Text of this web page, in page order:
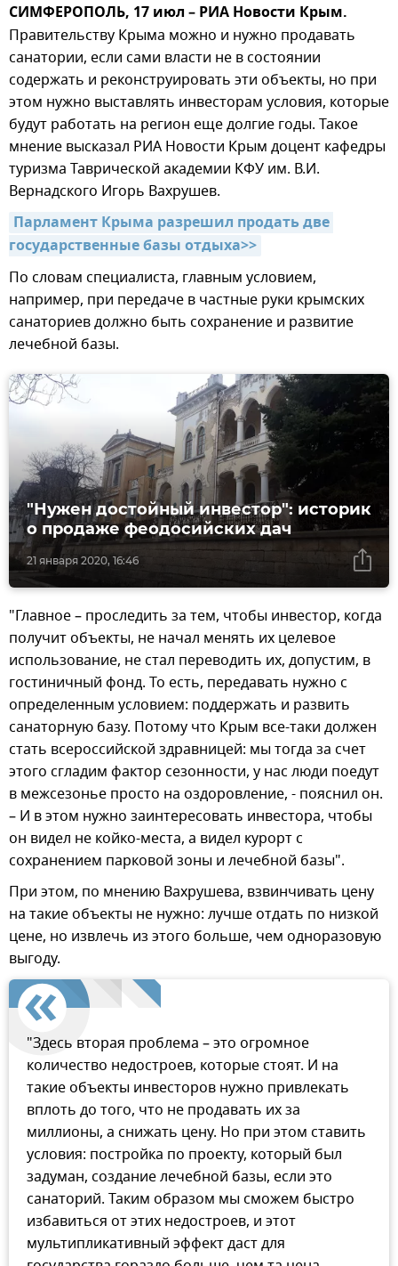
СИМФЕРОПОЛЬ, 17 июл – РИА Новости Крым.
Правительству Крыма можно и нужно продавать
санатории, если сами власти не в состоянии
содержать и реконструировать эти объекты, но при
этом нужно выставлять инвесторам условия, которые
будут работать на регион еще долгие годы. Такое
мнение высказал РИА Новости Крым доцент кафедры
туризма Таврической академии КФУ им. В.И.
Вернадского Игорь Вахрушев.
Парламент Крыма разрешил продать две
государственные базы отдыха>>
По словам специалиста, главным условием,
например, при передаче в частные руки крымских
санаториев должно быть сохранение и развитие
лечебной базы.
21 января 2020, 16:46
"Нужен достойный инвестор": историк
о продаже феодосийских дач
"Главное – проследить за тем, чтобы инвестор, когда
получит объекты, не начал менять их целевое
использование, не стал переводить их, допустим, в
гостиничный фонд. То есть, передавать нужно с
определенным условием: поддержать и развить
санаторную базу. Потому что Крым все-таки должен
стать всероссийской здравницей: мы тогда за счет
этого сгладим фактор сезонности, у нас люди поедут
в межсезонье просто на оздоровление, - пояснил он.
– И в этом нужно заинтересовать инвестора, чтобы
он видел не койко-места, а видел курорт с
сохранением парковой зоны и лечебной базы".
При этом, по мнению Вахрушева, взвинчивать цену
на такие объекты не нужно: лучше отдать по низкой
цене, но извлечь из этого больше, чем одноразовую
выгоду.
"Здесь вторая проблема – это огромное
количество недостроев, которые стоят. И на
такие объекты инвесторов нужно привлекать
вплоть до того, что не продавать их за
миллионы, а снижать цену. Но при этом ставить
условия: постройка по проекту, который был
задуман, создание лечебной базы, если это
санаторий. Таким образом мы сможем быстро
избавиться от этих недостроев, и этот
мультипликативный эффект даст для